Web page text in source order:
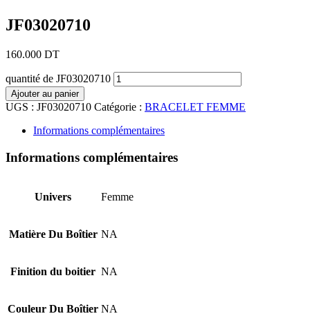
JF03020710
160.000 DT
quantité de JF03020710
Ajouter au panier
UGS : JF03020710 Catégorie : BRACELET FEMME
Informations complémentaires
Informations complémentaires
Univers Femme
Matière Du Boîtier NA
Finition du boitier NA
Couleur Du Boîtier NA